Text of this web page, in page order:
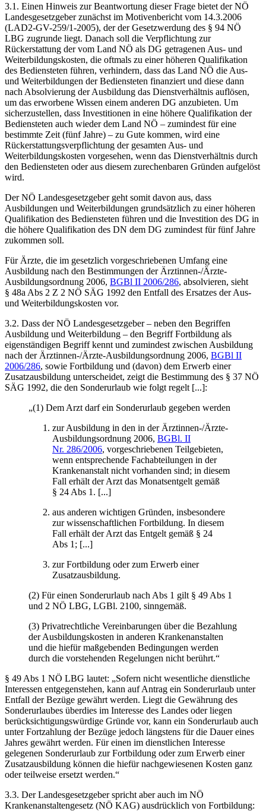
3.1. Einen Hinweis zur Beantwortung dieser Frage bietet der NÖ
Landesgesetzgeber zunächst im Motivenbericht vom 14.3.2006
(LAD2-GV-259/1-2005), der der Gesetzwerdung des § 94 NÖ
LBG zugrunde liegt. Danach soll die Verpflichtung zur
Rückerstattung der vom Land NÖ als DG getragenen Aus- und
Weiterbildungskosten, die oftmals zu einer höheren Qualifikation
des Bediensteten führen, verhindern, dass das Land NÖ die Aus-
und Weiterbildungen der Bediensteten finanziert und diese dann
nach Absolvierung der Ausbildung das Dienstverhältnis auflösen,
um das erworbene Wissen einem anderen DG anzubieten. Um
sicherzustellen, dass Investitionen in eine höhere Qualifikation der
Bediensteten auch wieder dem Land NÖ – zumindest für eine
bestimmte Zeit (fünf Jahre) – zu Gute kommen, wird eine
Rückerstattungsverpflichtung der gesamten Aus- und
Weiterbildungskosten vorgesehen, wenn das Dienstverhältnis durch
den Bediensteten oder aus diesem zurechenbaren Gründen aufgelöst
wird.
Der NÖ Landesgesetzgeber geht somit davon aus, dass
Ausbildungen und Weiterbildungen grundsätzlich zu einer höheren
Qualifikation des Bediensteten führen und die Investition des DG in
die höhere Qualifikation des DN dem DG zumindest für fünf Jahre
zukommen soll.
Für Ärzte, die im gesetzlich vorgeschriebenen Umfang eine
Ausbildung nach den Bestimmungen der Ärztinnen-/Ärzte-
Ausbildungsordnung 2006, BGBl II 2006/286, absolvieren, sieht
§ 48a Abs 2 Z 2 NÖ SÄG 1992 den Entfall des Ersatzes der Aus-
und Weiterbildungskosten vor.
3.2. Dass der NÖ Landesgesetzgeber – neben den Begriffen
Ausbildung und Weiterbildung – den Begriff Fortbildung als
eigenständigen Begriff kennt und zumindest zwischen Ausbildung
nach der Ärztinnen-/Ärzte-Ausbildungsordnung 2006, BGBl II
2006/286, sowie Fortbildung und (davon) dem Erwerb einer
Zusatzausbildung unterscheidet, zeigt die Bestimmung des § 37 NÖ
SÄG 1992, die den Sonderurlaub wie folgt regelt [...]:
„(1) Dem Arzt darf ein Sonderurlaub gegeben werden
zur Ausbildung in den in der Ärztinnen-/Ärzte-
Ausbildungsordnung 2006, BGBl. II
Nr. 286/2006, vorgeschriebenen Teilgebieten,
wenn entsprechende Fachabteilungen in der
Krankenanstalt nicht vorhanden sind; in diesem
Fall erhält der Arzt das Monatsentgelt gemäß
§ 24 Abs 1. [...]
aus anderen wichtigen Gründen, insbesondere
zur wissenschaftlichen Fortbildung. In diesem
Fall erhält der Arzt das Entgelt gemäß § 24
Abs 1; [...]
zur Fortbildung oder zum Erwerb einer
Zusatzausbildung.
(2) Für einen Sonderurlaub nach Abs 1 gilt § 49 Abs 1
und 2 NÖ LBG, LGBl. 2100, sinngemäß.
(3) Privatrechtliche Vereinbarungen über die Bezahlung
der Ausbildungskosten in anderen Krankenanstalten
und die hiefür maßgebenden Bedingungen werden
durch die vorstehenden Regelungen nicht berührt.“
§ 49 Abs 1 NÖ LBG lautet: „Sofern nicht wesentliche dienstliche
Interessen entgegenstehen, kann auf Antrag ein Sonderurlaub unter
Entfall der Bezüge gewährt werden. Liegt die Gewährung des
Sonderurlaubes überdies im Interesse des Landes oder liegen
berücksichtigungswürdige Gründe vor, kann ein Sonderurlaub auch
unter Fortzahlung der Bezüge jedoch längstens für die Dauer eines
Jahres gewährt werden. Für einen im dienstlichen Interesse
gelegenen Sonderurlaub zur Fortbildung oder zum Erwerb einer
Zusatzausbildung können die hiefür nachgewiesenen Kosten ganz
oder teilweise ersetzt werden.“
3.3. Der Landesgesetzgeber spricht aber auch im NÖ
Krankenanstaltengesetz (NÖ KAG) ausdrücklich von Fortbildung: